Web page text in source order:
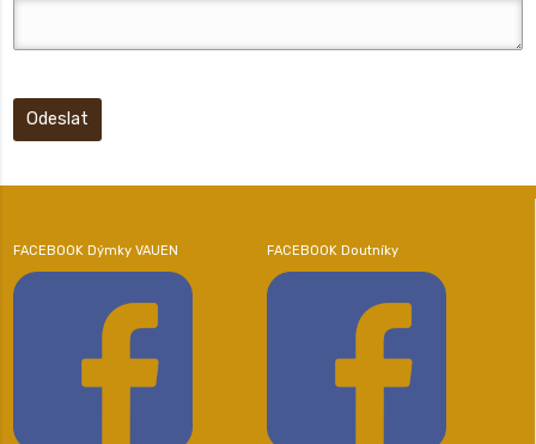
Odeslat
FACEBOOK Dýmky VAUEN FACEBOOK Doutníky